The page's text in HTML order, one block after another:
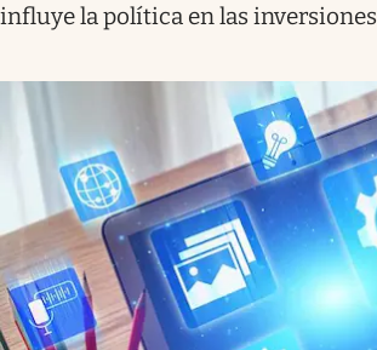
influye la política en las inversiones